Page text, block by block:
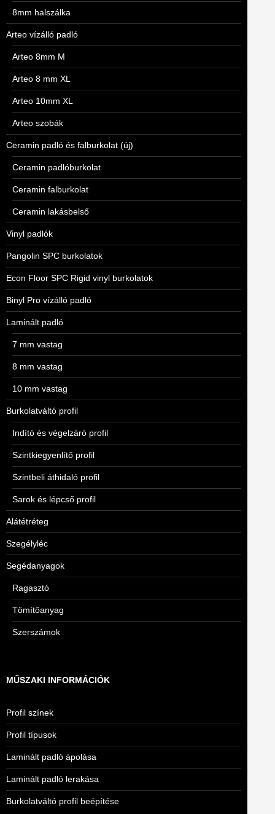
8mm halszálka
Arteo vízálló padló
Arteo 8mm M
Arteo 8 mm XL
Arteo 10mm XL
Arteo szobák
Ceramin padló és falburkolat (új)
Ceramin padlóburkolat
Ceramin falburkolat
Ceramin lakásbelső
Vinyl padlók
Pangolin SPC burkolatok
Econ Floor SPC Rigid vinyl burkolatok
Binyl Pro vízálló padló
Laminált padló
7 mm vastag
8 mm vastag
10 mm vastag
Burkolatváltó profil
Indító és végelzáró profil
Szintkiegyenlítő profil
Szintbeli áthidaló profil
Sarok és lépcső profil
Alátétréteg
Szegélyléc
Segédanyagok
Ragasztó
Tömítőanyag
Szerszámok
MŰSZAKI INFORMÁCIÓK
Profil színek
Profil típusok
Laminált padló ápolása
Laminált padló lerakása
Burkolatváltó profil beépítése